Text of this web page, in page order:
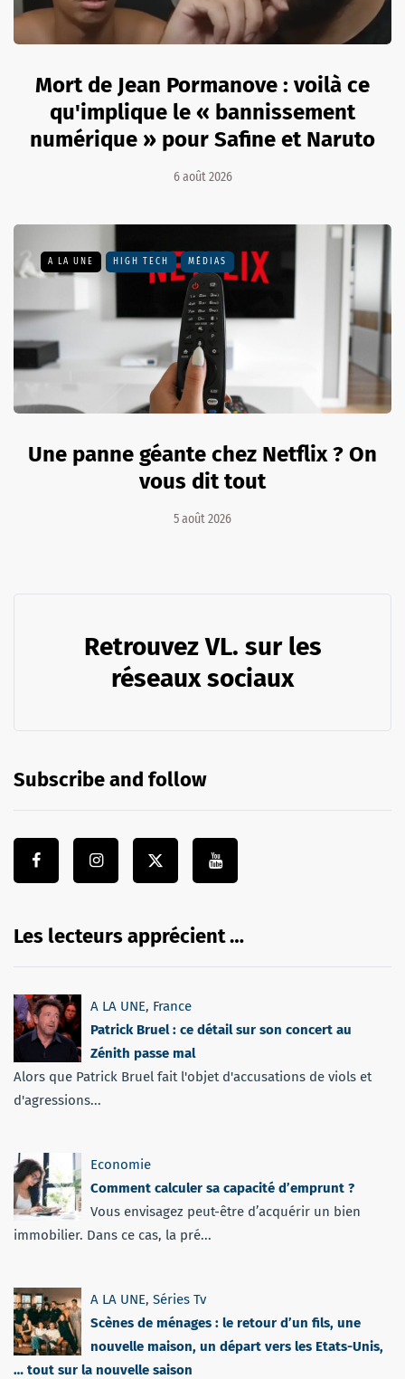
Mort de Jean Pormanove : voilà ce
qu'implique le « bannissement
numérique » pour Safine et Naruto
6 août 2026
A LA UNE HIGH TECH MÉDIAS
Une panne géante chez Netflix ? On
vous dit tout
5 août 2026
Retrouvez VL. sur les
réseaux sociaux
Subscribe and follow
Les lecteurs apprécient …
A LA UNE, France
Patrick Bruel : ce détail sur son concert au
Zénith passe mal
Alors que Patrick Bruel fait l'objet d'accusations de viols et
d'agressions...
Economie
Comment calculer sa capacité d’emprunt ?
Vous envisagez peut-être d’acquérir un bien
immobilier. Dans ce cas, la pré...
A LA UNE, Séries Tv
Scènes de ménages : le retour d’un fils, une
nouvelle maison, un départ vers les Etats-Unis,
… tout sur la nouvelle saison